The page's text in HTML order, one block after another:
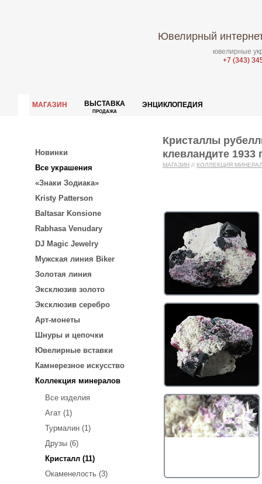
Ювелирный
ювелирные
+7 (343)
МАГАЗИН ВЫСТАВКА
ПРОДАЖА
ЭНЦИКЛОПЕДИЯ
Новинки
Все украшения
«Знаки Зодиака»
Kristy Patterson
Baltasar Konsione
Rabhasa Venudary
DJ Magic Jewelry
Мужская линия Biker
Золотая линия
Эксклюзив золото
Эксклюзив серебро
Арт-монеты
Шнуры и цепочки
Ювелирные вставки
Камнерезное искусство
Коллекция минералов
Все изделия
Агат (1)
Турмалин (1)
Друзы (6)
Кристалл (11)
Окаменелость (3)
Кристаллы
клевландите 1933
МАГАЗИН // КОЛЛЕКЦИЯ